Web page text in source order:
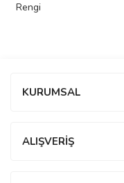
Rengi
KURUMSAL
ALIŞVERİŞ